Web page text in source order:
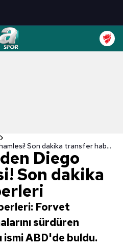
Fenerbahçe'den Diego Rossi hamlesi! Son dakika transfer haberleri
Diego
Son dakika
Forvet
sürdüren
ismi ABD'de buldu.